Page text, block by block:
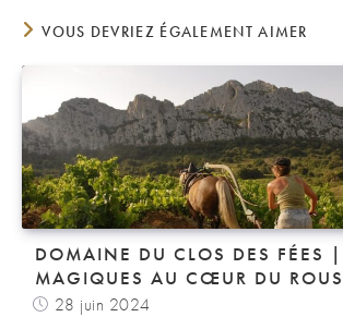
VOUS DEVRIEZ ÉGALEMENT AIMER
DOMAINE DU CLOS DES FÉES
MAGIQUES AU CŒUR DU
28 juin 2024